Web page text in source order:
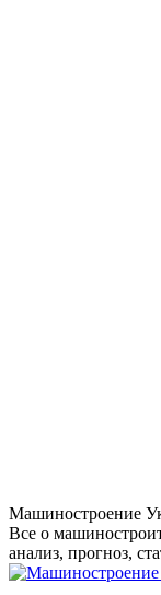
Перейти
к
содержанию
Машиностроение
Все о
анализ, прогноз,